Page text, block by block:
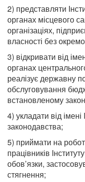
2) представляти
органах місцевого
організаціях,
власності без
3) відкривати від
органах
реалізує державну
обслуговування
встановленому
4) укладати від
законодавства;
5) приймати на
працівників
обов’язки,
стягнення;